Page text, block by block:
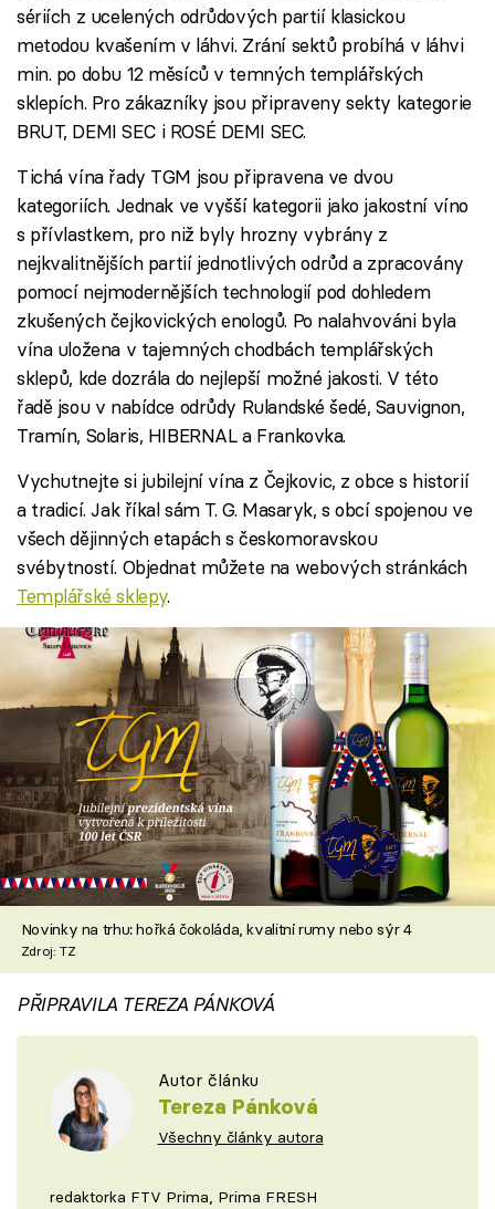
sériích z ucelených odrůdových partií klasickou
metodou kvašením v láhvi. Zrání sektů probíhá v láhvi
min. po dobu 12 měsíců v temných templářských
sklepích. Pro zákazníky jsou připraveny sekty kategorie
BRUT, DEMI SEC i ROSÉ DEMI SEC.
Tichá vína řady TGM jsou připravena ve dvou
kategoriích. Jednak ve vyšší kategorii jako jakostní víno
s přívlastkem, pro niž byly hrozny vybrány z
nejkvalitnějších partií jednotlivých odrůd a zpracovány
pomocí nejmodernějších technologií pod dohledem
zkušených čejkovických enologů. Po nalahvováni byla
vína uložena v tajemných chodbách templářských
sklepů, kde dozrála do nejlepší možné jakosti. V této
řadě jsou v nabídce odrůdy Rulandské šedé, Sauvignon,
Tramín, Solaris, HIBERNAL a Frankovka.
Vychutnejte si jubilejní vína z Čejkovic, z obce s historií
a tradicí. Jak říkal sám T. G. Masaryk, s obcí spojenou ve
všech dějinných etapách s českomoravskou
svébytností. Objednat můžete na webových stránkách
Templářské sklepy.
Novinky na trhu: hořká čokoláda, kvalitní rumy nebo sýr 4
Zdroj: TZ
PŘIPRAVILA TEREZA PÁNKOVÁ
Autor článku
Tereza Pánková
Všechny články autora
redaktorka FTV Prima, Prima FRESH